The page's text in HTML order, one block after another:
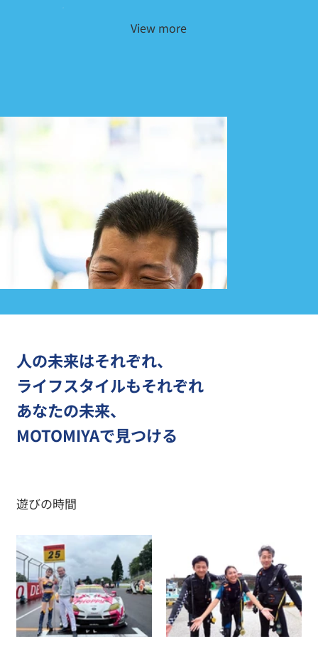
View more
人の未来はそれぞれ、
ライフスタイルもそれぞれ
あなたの未来、
MOTOMIYAで見つける
遊びの時間